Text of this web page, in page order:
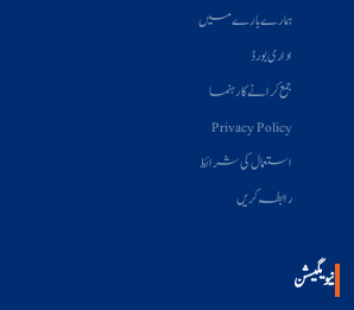
ہمارے بارے میں
اداری بورڈ
جمع کرانے کا رہنما
Privacy Policy
استعمال کی شرائط
رابطہ کریں
نیویگیشن